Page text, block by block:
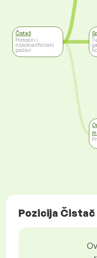
Čistač
Pomoćni i
niskokvalificirani
poslovi
Pozicija